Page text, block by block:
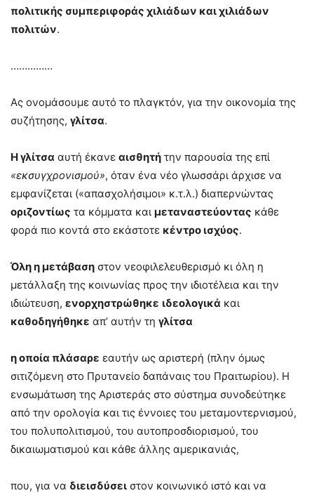
πολιτικής συμπεριφοράς χιλιάδων και χιλιάδων
πολιτών.
……………
Ας ονομάσουμε αυτό το πλαγκτόν, για την οικονομία της
συζήτησης, γλίτσα.
Η γλίτσα αυτή έκανε αισθητή την παρουσία της επί
«εκσυγχρονισμού», όταν ένα νέο γλωσσάρι άρχισε να
εμφανίζεται («απασχολήσιμοι» κ.τ.λ.) διαπερνώντας
οριζοντίως τα κόμματα και μεταναστεύοντας κάθε
φορά πιο κοντά στο εκάστοτε κέντρο ισχύος.
Όλη η μετάβαση στον νεοφιλελευθερισμό κι όλη η
μετάλλαξη της κοινωνίας προς την ιδιοτέλεια και την
ιδιώτευση, ενορχηστρώθηκε ιδεολογικά και
καθοδηγήθηκε απ’ αυτήν τη γλίτσα
η οποία πλάσαρε εαυτήν ως αριστερή (πλην όμως
σιτιζόμενη στο Πρυτανείο δαπάναις του Πραιτωρίου). Η
ενσωμάτωση της Αριστεράς στο σύστημα συνοδεύτηκε
από την ορολογία και τις έννοιες του μεταμοντερνισμού,
του πολυπολιτισμού, του αυτοπροσδιορισμού, του
δικαιωματισμού και κάθε άλλης αμερικανιάς,
που, για να διεισδύσει στον κοινωνικό ιστό και να